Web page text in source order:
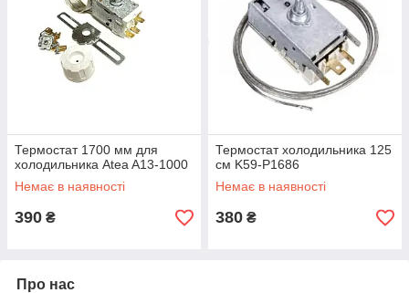
Термостат 1700 мм для
холодильника Atea A13-1000
Немає в наявності
390 ₴
Термостат холодильника 125
см K59-P1686
Немає в наявності
380 ₴
Про нас